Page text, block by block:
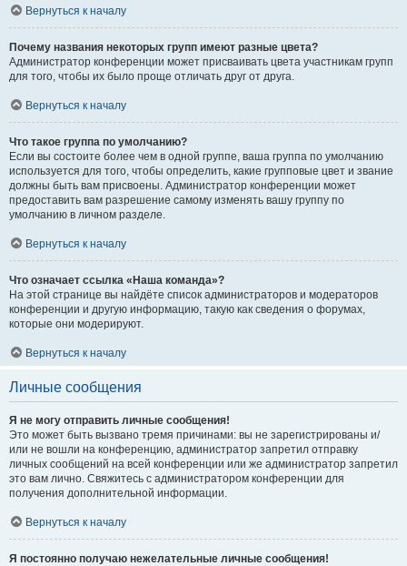
Вернуться к началу
Почему названия некоторых групп имеют разные цвета?
Администратор конференции может присваивать цвета участникам групп
для того, чтобы их было проще отличать друг от друга.
Вернуться к началу
Что такое группа по умолчанию?
Если вы состоите более чем в одной группе, ваша группа по умолчанию
используется для того, чтобы определить, какие групповые цвет и звание
должны быть вам присвоены. Администратор конференции может
предоставить вам разрешение самому изменять вашу группу по
умолчанию в личном разделе.
Вернуться к началу
Что означает ссылка «Наша команда»?
На этой странице вы найдёте список администраторов и модераторов
конференции и другую информацию, такую как сведения о форумах,
которые они модерируют.
Вернуться к началу
Личные сообщения
Я не могу отправить личные сообщения!
Это может быть вызвано тремя причинами: вы не зарегистрированы и/
или не вошли на конференцию, администратор запретил отправку
личных сообщений на всей конференции или же администратор запретил
это вам лично. Свяжитесь с администратором конференции для
получения дополнительной информации.
Вернуться к началу
Я постоянно получаю нежелательные личные сообщения!